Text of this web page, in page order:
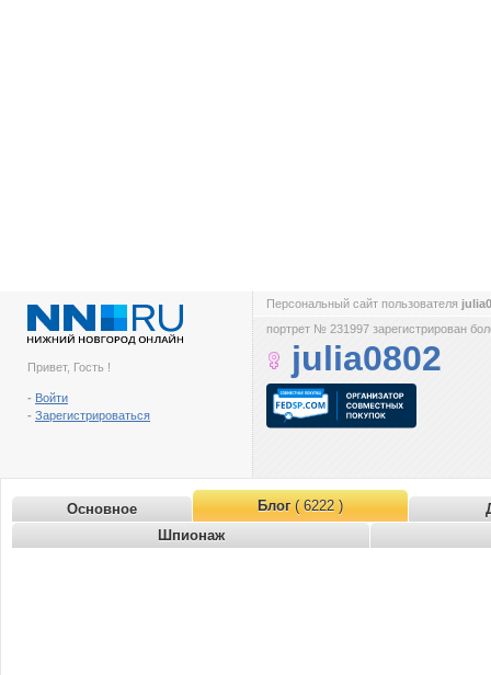
Привет, Гость !
- Войти
- Зарегистрироваться
Персональный сайт пользователя
портрет № 231997 зарегистрирован
julia0802
Основное Блог( 6222 )
Шпионаж